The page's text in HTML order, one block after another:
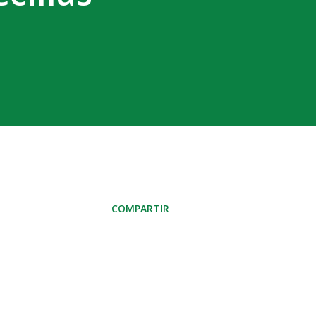
COMPARTIR